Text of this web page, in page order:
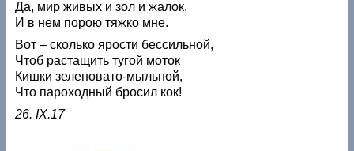
Да, мир живых и зол и жалок,
И в нем порою тяжко мне.
Вот – сколько ярости бессильной,
Чтоб растащить тугой моток
Кишки зеленовато-мыльной,
Что пароходный бросил кок!
26. IX.17